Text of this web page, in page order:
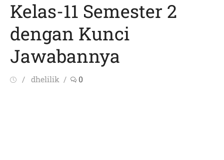
Kelas-11 Semester 2
dengan Kunci
Jawabannya
PostedAuthor
dhelilik 0